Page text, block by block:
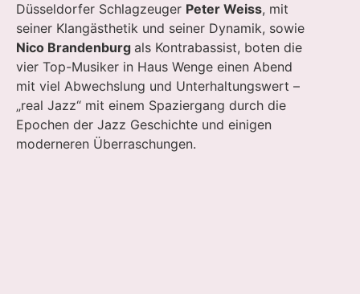
Düsseldorfer Schlagzeuger Peter Weiss, mit
seiner Klangästhetik und seiner Dynamik, sowie
Nico Brandenburg als Kontrabassist, boten die
vier Top-Musiker in Haus Wenge einen Abend
mit viel Abwechslung und Unterhaltungswert –
„real Jazz“ mit einem Spaziergang durch die
Epochen der Jazz Geschichte und einigen
moderneren Überraschungen.